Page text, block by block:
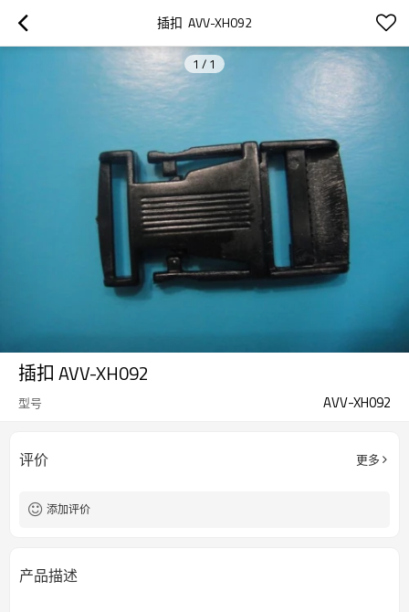
插扣  AVV-XH092
1 / 1
插扣 AVV-XH092
型号 AVV-XH092
评价 更多
添加评价
产品描述